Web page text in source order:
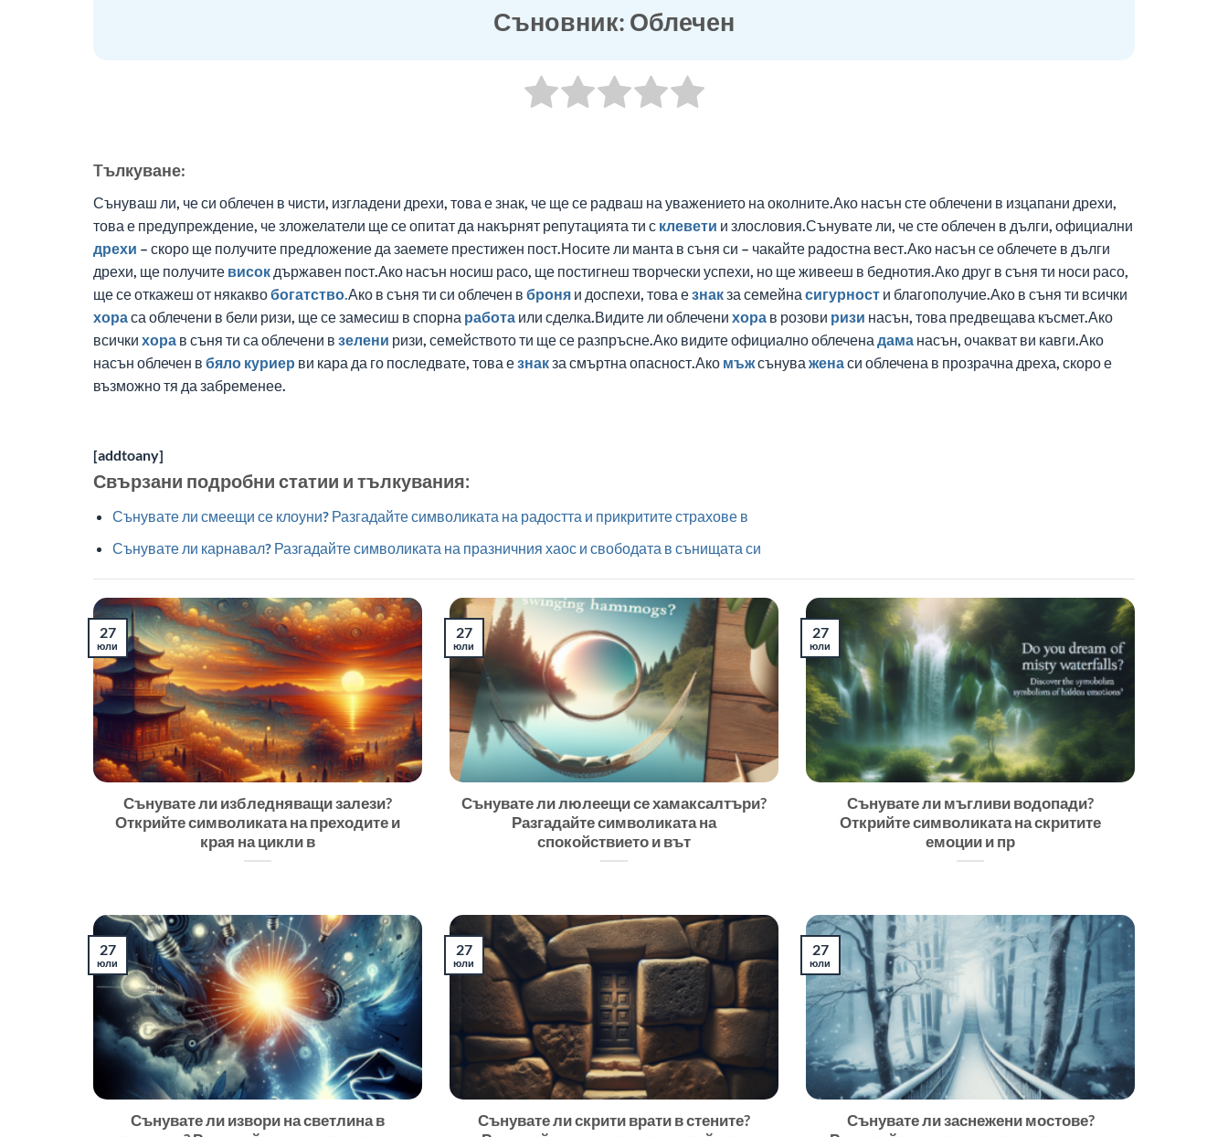
Съновник: Облечен
Tълкуване:
Сънуваш ли, че си облечен в чисти, изгладени дрехи, това е знак, че ще се радваш на уважението на околните.Ако насън сте облечени в изцапани дрехи,
това е предупреждение, че зложелатели ще се опитат да накърнят репутацията ти с клевети и злословия.Сънувате ли, че сте облечен в дълги, официални
дрехи – скоро ще получите предложение да заемете престижен пост.Носите ли манта в съня си – чакайте радостна вест.Ако насън се облечете в дълги
дрехи, ще получите висок държавен пост.Ако насън носиш расо, ще постигнеш творчески успехи, но ще живееш в беднотия.Ако друг в съня ти носи расо,
ще се откажеш от някаквобогатство.Ако в съня ти си облечен в броня и доспехи, това езнакза семейна сигурност и благополучие.Ако в съня ти всички
хораса облечени в бели ризи, ще се замесиш в спорна работа или сделка.Видите ли облечени хора в розови ризи насън, това предвещава късмет.Ако
всички хора в съня ти са облечени в зелени ризи, семейството ти ще се разпръсне.Ако видите официално облечена дама насън, очакват ви кавги.Ако
насън облечен в бяло куриер ви кара да го последвате, това езнакза смъртна опасност.Ако мъжсънува женаси облечена в прозрачна дреха, скоро е
възможно тя да забременее.
[addtoany]
Свързани подробни статии и тълкувания:
Сънувате ли смеещи се клоуни? Разгадайте символиката на радостта и прикритите страхове в
Сънувате ли карнавал? Разгадайте символиката на празничния хаос и свободата в сънищата си
Сънувате ли избледняващи залези?
Открийте символиката на преходите и
края на цикли в
27
юли
Сънувате ли люлеещи се хамаксалтъри?
Разгадайте символиката на
спокойствието и вът
27
юли
Сънувате ли мъгливи водопади?
Открийте символиката на скритите
емоции и пр
27
юли
Сънувате ли извори на светлина в
27
юли
Сънувате ли скрити врати в стените?
27
юли
Сънувате ли заснежени мостове?
27
юли